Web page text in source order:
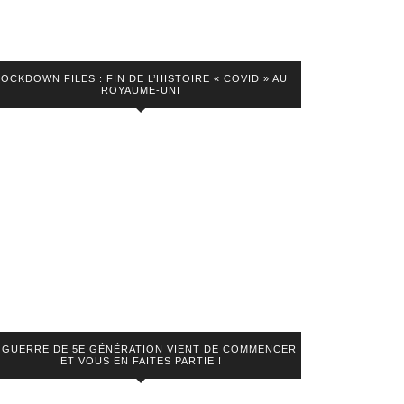
FILES : FIN DE L’HISTOIRE « COVID » AU
ROYAUME-UNI
GUERRE DE 5E GÉNÉRATION VIENT DE COMMENCER
ET VOUS EN FAITES PARTIE !